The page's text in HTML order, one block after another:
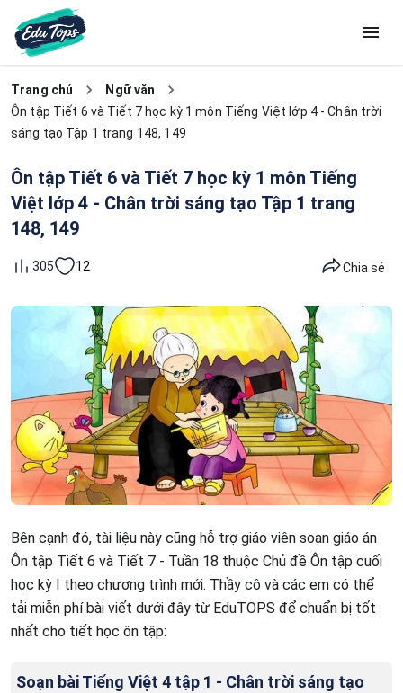
Trang chủ
Ngữ văn
Ôn tập Tiết 6 và Tiết 7 học kỳ 1 môn Tiếng Việt lớp 4 - Chân trời
sáng tạo Tập 1 trang 148, 149
Ôn tập Tiết 6 và Tiết 7 học kỳ 1 môn Tiếng
Việt lớp 4 - Chân trời sáng tạo Tập 1 trang
148, 149
305 12 Chia sẻ
Bên cạnh đó, tài liệu này cũng hỗ trợ giáo viên soạn giáo án
Ôn tập Tiết 6 và Tiết 7 - Tuần 18 thuộc Chủ đề Ôn tập cuối
học kỳ I theo chương trình mới. Thầy cô và các em có thể
tải miễn phí bài viết dưới đây từ EduTOPS để chuẩn bị tốt
nhất cho tiết học ôn tập:
Soạn bài Tiếng Việt 4 tập 1 - Chân trời sáng tạo